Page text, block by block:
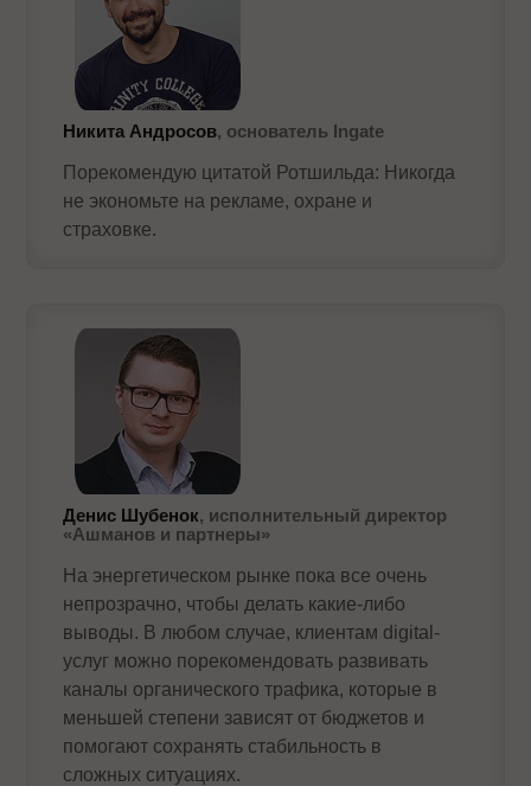
Никита Андросов, основатель Ingate
Порекомендую цитатой Ротшильда: Никогда
не экономьте на рекламе, охране и
страховке.
Денис Шубенок, исполнительный директор
«Ашманов и партнеры»
На энергетическом рынке пока все очень
непрозрачно, чтобы делать какие-либо
выводы. В любом случае, клиентам digital-
услуг можно порекомендовать развивать
каналы органического трафика, которые в
меньшей степени зависят от бюджетов и
помогают сохранять стабильность в
сложных ситуациях.